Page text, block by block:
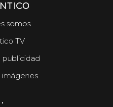
somos
TV
publicidad
.